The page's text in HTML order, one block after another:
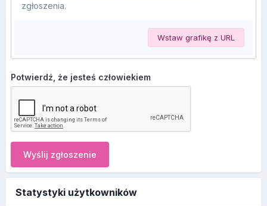
zgłoszenia.
Wstaw grafikę z URL
Potwierdź, że jesteś człowiekiem
Wyślij zgłoszenie
Statystyki użytkowników